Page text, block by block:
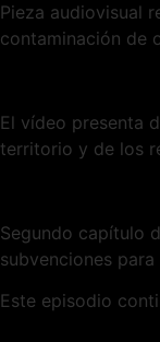
Pieza audiovisual
contaminación de
El vídeo presenta
territorio y de los
Segundo capítulo
subvenciones
Este episodio